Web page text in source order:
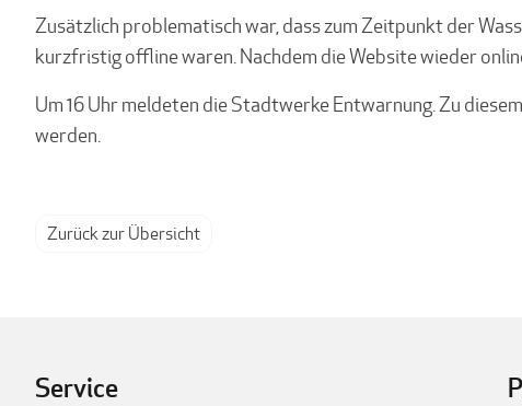
Zusätzlich problematisch war, dass zum Zeitpunkt der
kurzfristig offline waren. Nachdem die Website wieder
Um 16 Uhr meldeten die Stadtwerke Entwarnung. Zu
werden.
Zurück zur Übersicht
Service